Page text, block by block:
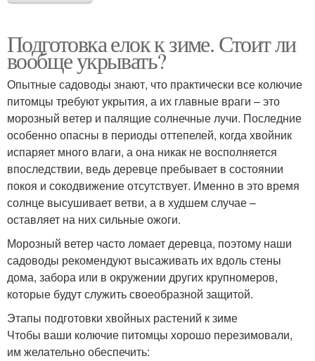
Подготовка елок к зиме. Стоит ли
вообще укрывать?
Опытные садоводы знают, что практически все колючие
питомцы требуют укрытия, а их главные враги – это
морозный ветер и палящие солнечные лучи. Последние
особенно опасны в периоды оттепелей, когда хвойник
испаряет много влаги, а она никак не восполняется
впоследствии, ведь деревце пребывает в состоянии
покоя и сокодвижение отсутствует. Именно в это время
солнце высушивает ветви, а в худшем случае –
оставляет на них сильные ожоги.
Морозный ветер часто ломает деревца, поэтому наши
садоводы рекомендуют высаживать их вдоль стены
дома, забора или в окружении других крупномеров,
которые будут служить своеобразной защитой.
Этапы подготовки хвойных растений к зиме
Чтобы ваши колючие питомцы хорошо перезимовали,
им желательно обеспечить: